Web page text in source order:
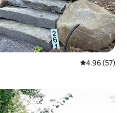
レビュー57
4.96 (57)